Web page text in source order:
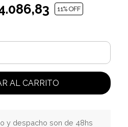
11% OFF
AL CARRITO
y despacho son de 48hs